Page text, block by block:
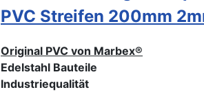
PVC Streifen 200mm
Original PVC von Marbex®
Edelstahl Bauteile
Industriequalität